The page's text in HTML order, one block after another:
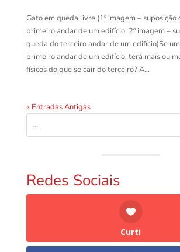
Gato em queda livre (1ª imagem – suposição
primeiro andar de um edifício; 2ª imagem –
queda do terceiro andar de um edifício)Se
primeiro andar de um edifício, terá mais ou
físicos do que se cair do terceiro? A...
« Entradas Antigas
Redes Sociais
Curti